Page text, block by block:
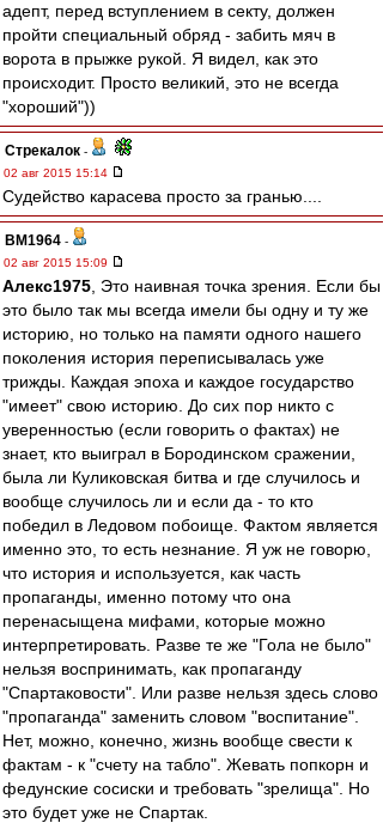
адепт, перед вступлением в секту, должен
пройти специальный обряд - забить мяч в
ворота в прыжке рукой. Я видел, как это
происходит. Просто великий, это не всегда
"хороший"))
Стрекалок -
02 авг 2015 15:14
Судейство карасева просто за гранью....
BM1964 -
02 авг 2015 15:09
Алекс1975 , Это наивная точка зрения. Если бы
это было так мы всегда имели бы одну и ту же
историю, но только на памяти одного нашего
поколения история переписывалась уже
трижды. Каждая эпоха и каждое государство
"имеет" свою историю. До сих пор никто с
уверенностью (если говорить о фактах) не
знает, кто выиграл в Бородинском сражении,
была ли Куликовская битва и где случилось и
вообще случилось ли и если да - то кто
победил в Ледовом побоище. Фактом является
именно это, то есть незнание. Я уж не говорю,
что история и используется, как часть
пропаганды, именно потому что она
перенасыщена мифами, которые можно
интерпретировать. Разве те же "Гола не было"
нельзя воспринимать, как пропаганду
"Спартаковости". Или разве нельзя здесь слово
"пропаганда" заменить словом "воспитание".
Нет, можно, конечно, жизнь вообще свести к
фактам - к "счету на табло". Жевать попкорн и
федунские сосиски и требовать "зрелища". Но
это будет уже не Спартак.